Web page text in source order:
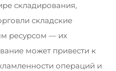
складирования,
складские
ресурсом — их
может привести к
операций и